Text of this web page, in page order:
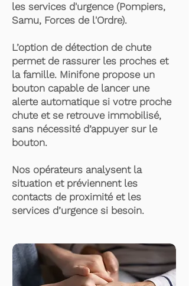
les services d'urgence (Pompiers,
Samu, Forces de l'Ordre).
L’option de détection de chute
permet de rassurer les proches et
la famille. Minifone propose un
bouton capable de lancer une
alerte automatique si votre proche
chute et se retrouve immobilisé,
sans nécessité d’appuyer sur le
bouton.
Nos opérateurs analysent la
situation et préviennent les
contacts de proximité et les
services d’urgence si besoin.